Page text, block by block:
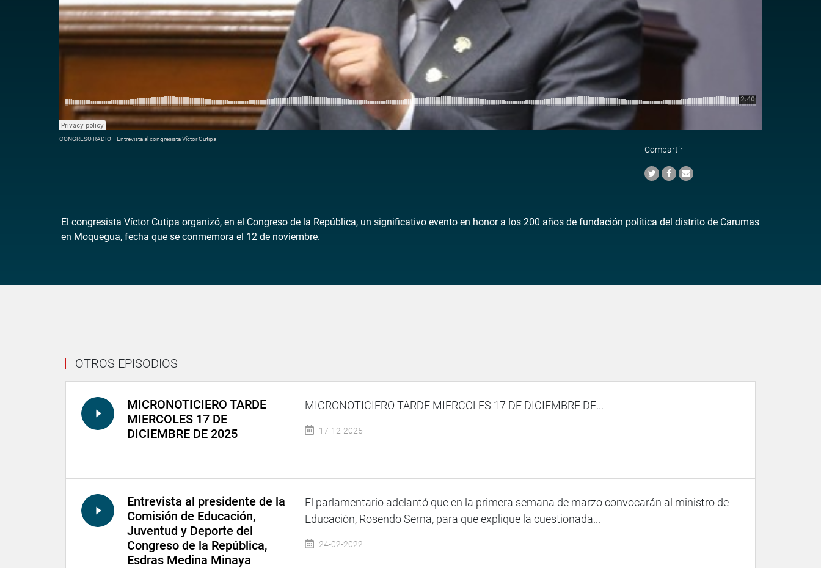
CONGRESO RADIO · Entrevista al congresista Víctor Cutipa
Compartir
El congresista Víctor Cutipa organizó, en el Congreso de la República, un significativo evento en honor a los 200 años de fundación política del distrito de Carumas
en Moquegua, fecha que se conmemora el 12 de noviembre.
OTROS EPISODIOS
MICRONOTICIERO TARDE
MIERCOLES 17 DE
DICIEMBRE DE 2025
MICRONOTICIERO TARDE MIERCOLES 17 DE DICIEMBRE DE...
17-12-2025
Entrevista al presidente de la
Comisión de Educación,
Juventud y Deporte del
Congreso de la República,
Esdras Medina Minaya
El parlamentario adelantó que en la primera semana de marzo convocarán al ministro de
Educación, Rosendo Serna, para que explique la cuestionada...
24-02-2022